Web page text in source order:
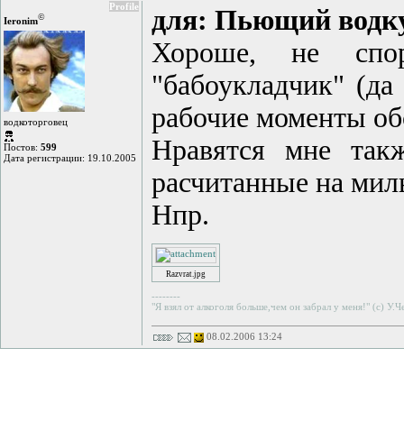
Profile
Ieronim©
водкоторговец
Постов: 599
Дата регистрации: 19.10.2005
для: Пьющий
Хороше, не
"бабоукладчик"
рабочие моменты
Нравятся мне
расчитанные на
Нпр.
Razvrat.jpg
--------
"Я взял от алкоголя больше,чем он забрал у меня!" (с)
08.02.2006 13:24